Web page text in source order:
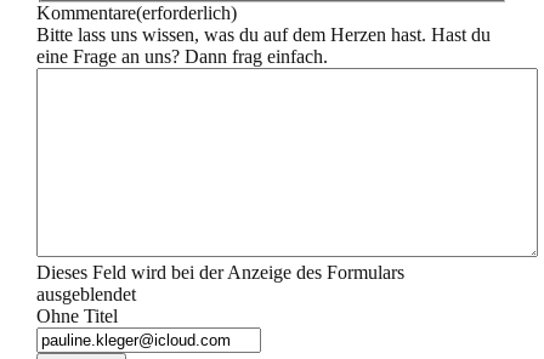
Kommentare(erforderlich)
Bitte lass uns wissen, was du auf dem Herzen hast. Hast du
eine Frage an uns? Dann frag einfach.
Dieses Feld wird bei der Anzeige des Formulars
ausgeblendet
Ohne Titel